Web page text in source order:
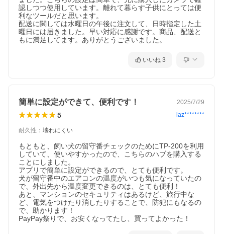
認しつつ使用しています。離れて暮らす子供にとっては便
利なツールだと思います。
配送に関しては水曜日の午後に注文して、日時指定した土
曜日には届きました。早い対応に感謝です。商品、配送と
もに満足してます。ありがとうございました。
いいね 3
簡単に設定ができて、便利です！ 2025/7/29
5 laz********
耐久性 ： 壊れにくい
もともと、飼い犬の留守番チェックのためにTP-200を利用
していて、使いやすかったので、こちらのハブを購入する
ことにしました。
アプリで簡単に設定ができるので、とても便利です。
犬が留守番中のエアコンの温度がいつも気になっていたの
で、外出先から温度変更できるのは、とても便利！
あと、マンションのセキュリティはあるけど、旅行中な
ど、電気をつけたり消したりすることで、防犯にもなるの
で、助かります！
PayPay祭りで、お安くなってたし、買ってよかった！